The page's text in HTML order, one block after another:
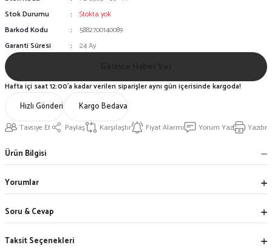
Stok Durumu
Stokta yok
Barkod Kodu
5882700140089
Garanti Süresi
24 Ay
Hızlı Gönderi Kargo Bedava
Tavsiye Et Paylaş Karşılaştır Fiyat Alarmı Yorum Yaz Yazdır
Hafta içi saat 12:00'a kadar verilen siparişler aynı gün içerisinde kargoda!
Ürün Bilgisi
Yorumlar
Soru & Cevap
Taksit Seçenekleri